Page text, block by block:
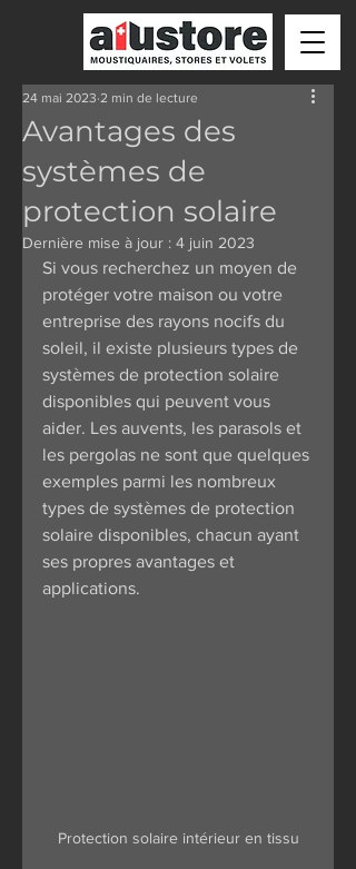
Avantages des
systèmes de
protection solaire
24 mai 2023 2 min de lecture
Dernière mise à jour : 4 juin 2023
Si vous recherchez un moyen de
protéger votre maison ou votre
entreprise des rayons nocifs du
soleil, il existe plusieurs types de
systèmes de protection solaire
disponibles qui peuvent vous
aider. Les auvents, les parasols et
les pergolas ne sont que quelques
exemples parmi les nombreux
types de systèmes de protection
solaire disponibles, chacun ayant
ses propres avantages et
applications.
Protection solaire intérieur en tissu